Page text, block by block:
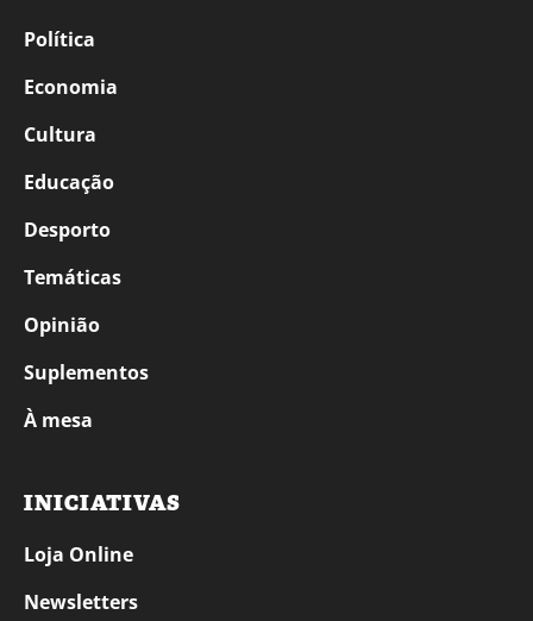
Política
Economia
Cultura
Educação
Desporto
Temáticas
Opinião
Suplementos
À mesa
INICIATIVAS
Loja Online
Newsletters